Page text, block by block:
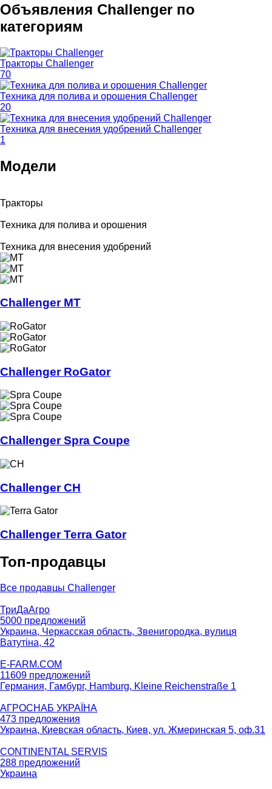
Объявления Challenger по
категориям
Тракторы Challenger
70
Техника для полива и орошения Challenger
20
Техника для внесения удобрений Challenger
1
Модели
Тракторы
Техника для полива и орошения
Техника для внесения удобрений
Challenger MT
Challenger RoGator
Challenger Spra Coupe
Challenger CH
Challenger Terra Gator
Топ-продавцы
Все продавцы Challenger
ТриДаАгро
5000 предложений
Украина, Черкасская область, Звенигородка, вулиця
Ватутіна, 42
E-FARM.COM
11609 предложений
Германия, Гамбург, Hamburg, Kleine Reichenstraße 1
АГРОСНАБ УКРАЇНА
473 предложения
Украина, Киевская область, Киев, ул. Жмеринская 5, оф.31
CONTINENTAL SERVIS
288 предложений
Украина